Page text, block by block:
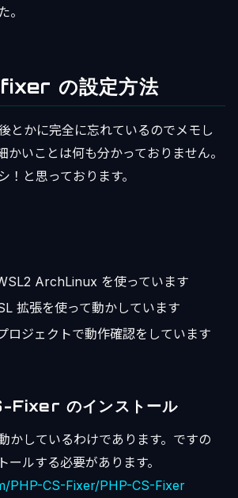
。
の設定方法
とかに完全に忘れているのでメモし
かいことは何も分かっておりません。
！と思っております。
ArchLinux を使っています
拡張を使って動かしています
ロジェクトで動作確認をしています
のインストール
かしているわけであります。ですの
ールする必要があります。
PHP-CS-Fixer/PHP-CS-Fixer